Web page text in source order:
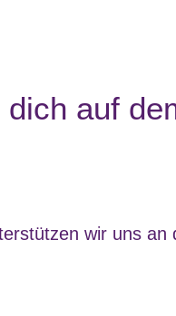
dich auf
wir uns an